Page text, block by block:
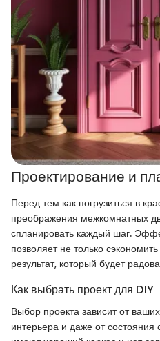
Проектирование и
Перед тем как погрузиться в
преображения межкомнатных
спланировать каждый шаг.
позволяет не только
результат, который будет
Как выбрать проект для DIY
Выбор проекта зависит от
интерьера и даже от